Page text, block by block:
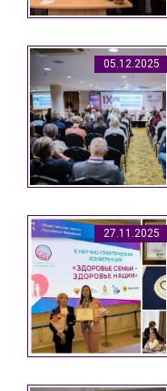
05.12.2025
27.11.2025